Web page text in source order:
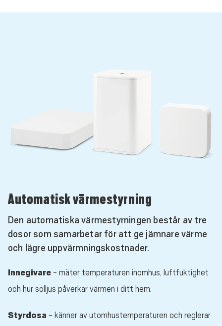
Automatisk värmestyrning
Den automatiska värmestyrningen består av tre
dosor som samarbetar för att ge jämnare värme
och lägre uppvärmningskostnader.
Innegivare - mäter temperaturen inomhus, luftfuktighet
och hur solljus påverkar värmen i ditt hem.
Styrdosa - känner av utomhustemperaturen och reglerar